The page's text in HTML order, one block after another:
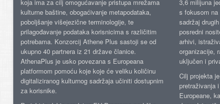
koja ima za cilj omogućavanje pristupa mrežama
kulturne baštine, obogaćivanje metapodataka,
poboljšanje višejezične terminologije, te
prilagođavanje podataka korisnicima s različitim
potrebama. Konzorcij Athene Plus sastoji se od
ukupno 40 partnera iz 21 države članice.
AthenaPlus je usko povezana s Europeana
platformom pomoću koje koje će veliku količinu
digitaliziranog kulturnog sadržaja učiniti dostupnim
za korisnike.
3,6 milijuna
s fokusom
sadržaj
posredni
arhivi,
organizacije,
uključen i
Cilj projekta
pretraživanja
Europeane,